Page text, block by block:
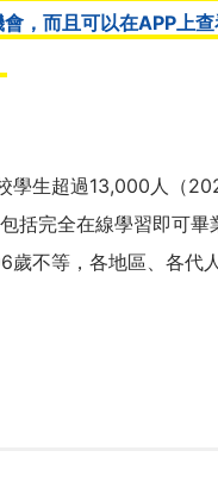
，而且可以在APP上查
學生超過13,000人（
括完全在線學習即可畢
不等，各地區、各代